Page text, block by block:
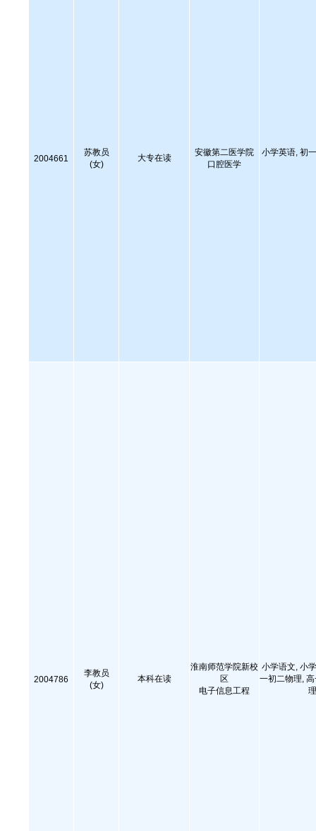
2004661
苏教员
(女)
大专在读
安徽第二医学院
口腔医学
小学英语, 初
2004786
李教员
(女)
本科在读
淮南师范学院新校
区
电子信息工程
小学语文, 小
一初二物理,